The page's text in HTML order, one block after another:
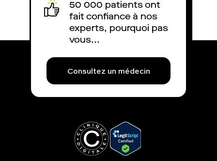
50 000 patients ont
fait confiance à nos
experts, pourquoi pas
vous...
Consultez un médecin